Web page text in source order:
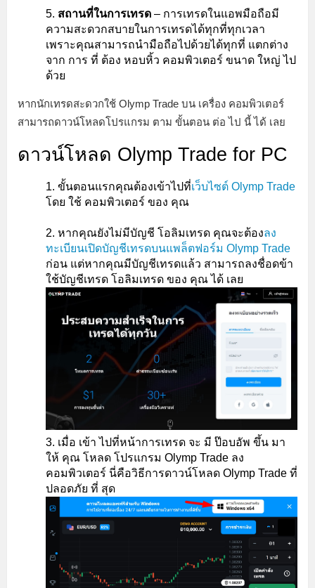
สถานที่ในการเทรด – การเทรดในแอพมือถือมี
ความสะดวกสบายในการเทรดได้ทุกที่ทุกเวลา
เพราะคุณสามารถนำมือถือไปด้วยได้ทุกที่ แตกต่าง
จาก การ ที่ ต้อง หอบหิ้ว คอมพิวเตอร์ ขนาด ใหญ่ ไป
ด้วย
หากนักเทรดสะดวกใช้ Olymp Trade บน เครื่อง คอมพิวเตอร์
สามารถดาวน์โหลดโปรแกรม ตาม ขั้นตอน ต่อ ไป นี้ ได้ เลย
ดาวน์โหลด Olymp Trade for PC
ขั้นตอนแรกคุณต้องเข้าไปที่เว็บไซต์ Olymp Trade
โดย ใช้ คอมพิวเตอร์ ของ คุณ
หากคุณยังไม่มีบัญชี โอลิมเทรด คุณจะต้องลง
ทะเบียนเปิดบัญชีเทรดบนแพล็ตฟอร์ม Olymp Trade
ก่อน แต่หากคุณมีบัญชีเทรดแล้ว สามารถลงชื่อดข้า
ใช้บัญชีเทรด โอลิมเทรด ของ คุณ ได้ เลย
เมื่อ เข้า ไปที่หน้าการเทรด จะ มี ป๊อบอัพ ขึ้น มา
ให้ คุณ โหลด โปรแกรม Olymp Trade ลง
คอมพิวเตอร์ นี่คือวิธีการดาวน์โหลด Olymp Trade ที่
ปลอดภัย ที่ สุด